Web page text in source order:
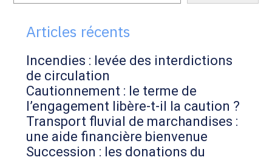
sidebar
Articles récents
Incendies : levée des interdictions
de circulation
Cautionnement : le terme de
l’engagement libère-t-il la caution ?
Transport fluvial de marchandises :
une aide financière bienvenue
Succession : les donations du